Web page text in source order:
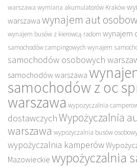
warszawa wymiana akumulatorów Kraków
warszawa wynajem aut
wynajem busów z kierowcą radom wynajem
samochodów campingowych wynajem
samochodów osobowych
samochodów warszawa
samochodów z oc
warszawa wypozyczalnia
dostawczychWypożyczalnia
warszawa wypożyczalnia busów
wypożyczalnia kamperów
Mazowieckie wypożyczalnia